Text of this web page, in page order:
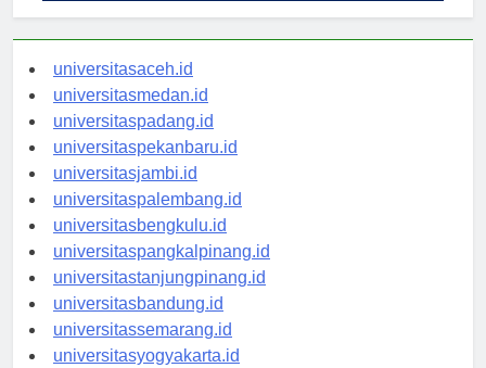
universitasaceh.id
universitasmedan.id
universitaspadang.id
universitaspekanbaru.id
universitasjambi.id
universitaspalembang.id
universitasbengkulu.id
universitaspangkalpinang.id
universitastanjungpinang.id
universitasbandung.id
universitassemarang.id